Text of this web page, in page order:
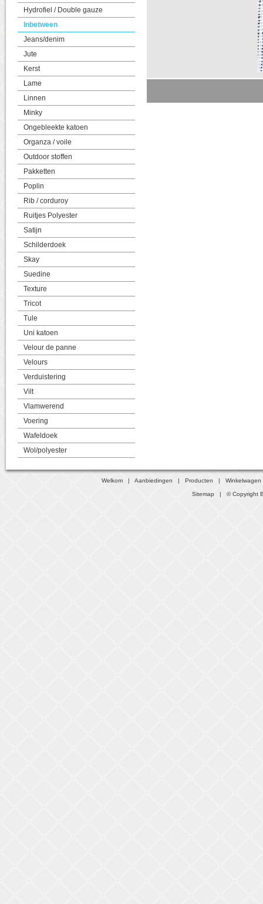
Hydrofiel / Double gauze
Inbetween
Jeans/denim
Jute
Kerst
Lame
Linnen
Minky
Ongebleekte katoen
Organza / voile
Outdoor stoffen
Pakketten
Poplin
Rib / corduroy
Ruitjes Polyester
Satijn
Schilderdoek
Skay
Suedine
Texture
Tricot
Tule
Uni katoen
Velour de panne
Velours
Verduistering
Vilt
Vlamwerend
Voering
Wafeldoek
Wol/polyester
Welkom |Aanbiedingen |Producten |Winkelwagen
Sitemap | © Copyright